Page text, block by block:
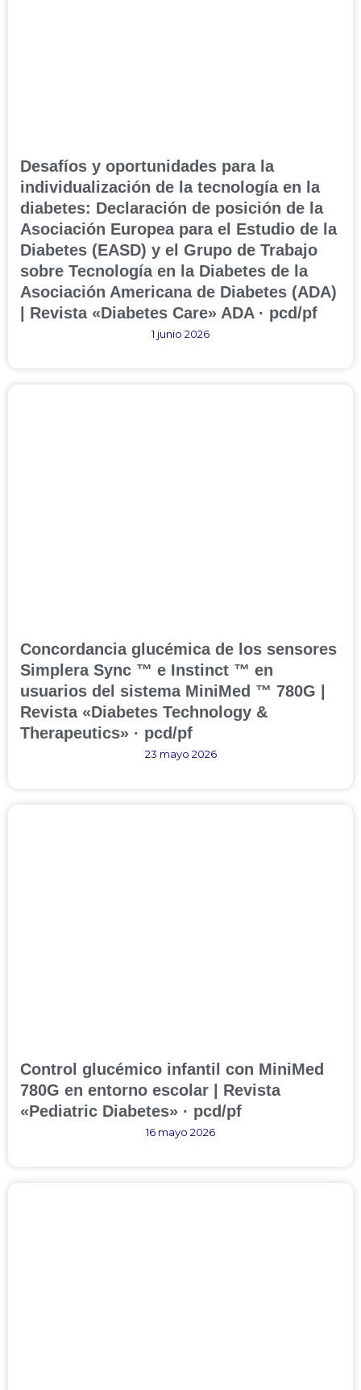
Desafíos y oportunidades para la
individualización de la tecnología en la
diabetes: Declaración de posición de la
Asociación Europea para el Estudio de la
Diabetes (EASD) y el Grupo de Trabajo
sobre Tecnología en la Diabetes de la
Asociación Americana de Diabetes (ADA)
| Revista «Diabetes Care» ADA · pcd/pf
1 junio 2026
Concordancia glucémica de los sensores
Simplera Sync ™ e Instinct ™ en
usuarios del sistema MiniMed ™ 780G |
Revista «Diabetes Technology &
Therapeutics» · pcd/pf
23 mayo 2026
Control glucémico infantil con MiniMed
780G en entorno escolar | Revista
«Pediatric Diabetes» · pcd/pf
16 mayo 2026